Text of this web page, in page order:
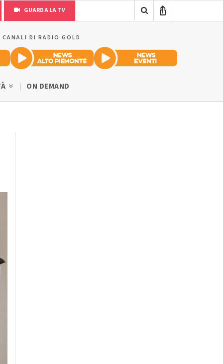
GUARDA LA TV
DI RADIO GOLD
ON DEMAND